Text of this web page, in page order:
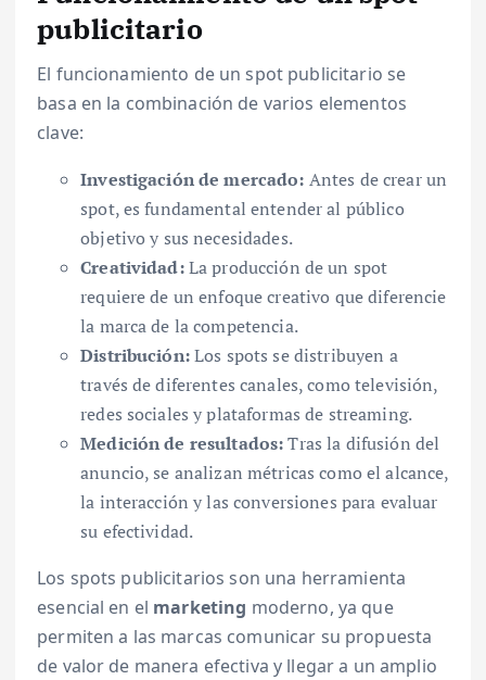
publicitario
El funcionamiento de un spot publicitario se
basa en la combinación de varios elementos
clave:
Investigación de mercado: Antes de crear un
spot, es fundamental entender al público
objetivo y sus necesidades.
Creatividad:La producción de un spot
requiere de un enfoque creativo que diferencie
la marca de la competencia.
Distribución:Los spots se distribuyen a
través de diferentes canales, como televisión,
redes sociales y plataformas de streaming.
Medición de resultados:Tras la difusión del
anuncio, se analizan métricas como el alcance,
la interacción y las conversiones para evaluar
su efectividad.
Los spots publicitarios son una herramienta
esencial en el marketing moderno, ya que
permiten a las marcas comunicar su propuesta
de valor de manera efectiva y llegar a un amplio